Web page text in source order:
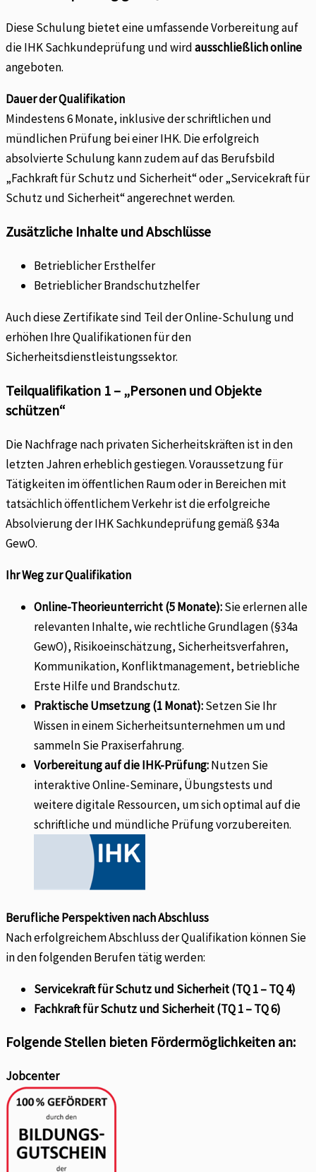
Diese Schulung bietet eine umfassende Vorbereitung auf
die IHK Sachkundeprüfung und wirdausschließlich online
angeboten.
Dauer der Qualifikation
Mindestens 6 Monate, inklusive der schriftlichen und
mündlichen Prüfung bei einer IHK. Die erfolgreich
absolvierte Schulung kann zudem auf das Berufsbild
„Fachkraft für Schutz und Sicherheit“ oder „Servicekraft für
Schutz und Sicherheit“ angerechnet werden.
Zusätzliche Inhalte und Abschlüsse
Betrieblicher Ersthelfer
Betrieblicher Brandschutzhelfer
Auch diese Zertifikate sind Teil der Online-Schulung und
erhöhen Ihre Qualifikationen für den
Sicherheitsdienstleistungssektor.
Teilqualifikation 1 – „Personen und Objekte
schützen“
Die Nachfrage nach privaten Sicherheitskräften ist in den
letzten Jahren erheblich gestiegen. Voraussetzung für
Tätigkeiten im öffentlichen Raum oder in Bereichen mit
tatsächlich öffentlichem Verkehr ist die erfolgreiche
Absolvierung der IHK Sachkundeprüfung gemäß §34a
GewO.
Ihr Weg zur Qualifikation
Online-Theorieunterricht (5 Monate):Sie erlernen alle
relevanten Inhalte, wie rechtliche Grundlagen (§34a
GewO), Risikoeinschätzung, Sicherheitsverfahren,
Kommunikation, Konfliktmanagement, betriebliche
Erste Hilfe und Brandschutz.
Praktische Umsetzung (1 Monat):Setzen Sie Ihr
Wissen in einem Sicherheitsunternehmen um und
sammeln Sie Praxiserfahrung.
Vorbereitung auf die IHK-Prüfung:Nutzen Sie
interaktive Online-Seminare, Übungstests und
weitere digitale Ressourcen, um sich optimal auf die
schriftliche und mündliche Prüfung vorzubereiten.
Berufliche Perspektiven nach Abschluss
Nach erfolgreichem Abschluss der Qualifikation können Sie
in den folgenden Berufen tätig werden:
Servicekraft für Schutz und Sicherheit (TQ 1 – TQ 4)
Fachkraft für Schutz und Sicherheit (TQ 1 – TQ 6)
Folgende Stellen bieten Fördermöglichkeiten an:
Jobcenter